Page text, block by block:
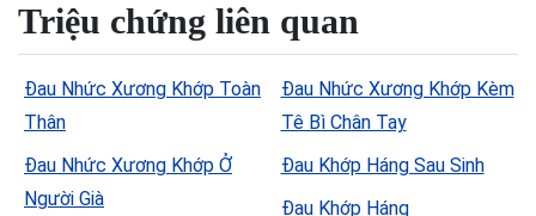
Triệu chứng liên quan
Đau Nhức Xương Khớp Toàn
Thân
Đau Nhức Xương Khớp Ở
Người Già
Đau Nhức Xương Khớp Kèm
Tê Bì Chân Tay
Đau Khớp Háng Sau Sinh
Đau Khớp Háng